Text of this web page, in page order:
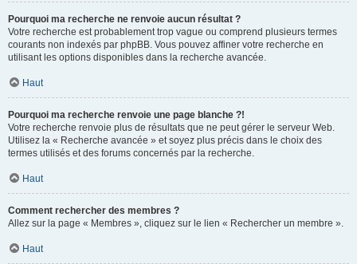
Pourquoi ma recherche ne renvoie aucun résultat ?
Votre recherche est probablement trop vague ou comprend plusieurs termes
courants non indexés par phpBB. Vous pouvez affiner votre recherche en
utilisant les options disponibles dans la recherche avancée.
Haut
Pourquoi ma recherche renvoie une page blanche ?!
Votre recherche renvoie plus de résultats que ne peut gérer le serveur Web.
Utilisez la « Recherche avancée » et soyez plus précis dans le choix des
termes utilisés et des forums concernés par la recherche.
Haut
Comment rechercher des membres ?
Allez sur la page « Membres », cliquez sur le lien « Rechercher un membre ».
Haut